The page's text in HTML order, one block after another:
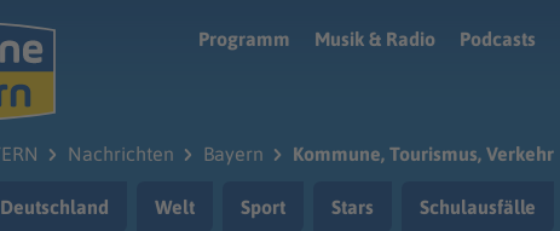
Programm
Musik & Radio Podcasts
Nachrichten Bayern Kommune, Tourismus, Verkehr
Deutschland Welt Sport Stars Schulausfälle